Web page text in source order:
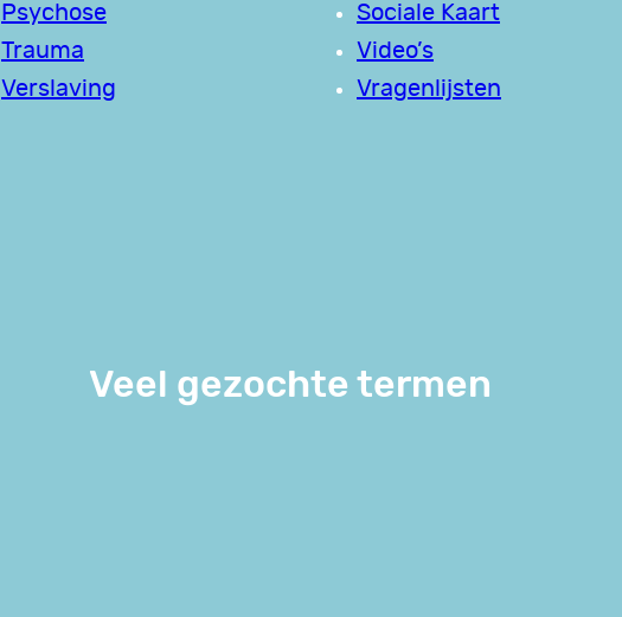
Psychose
Trauma
Verslaving
Sociale Kaart
Video’s
Vragenlijsten
Veel gezochte termen